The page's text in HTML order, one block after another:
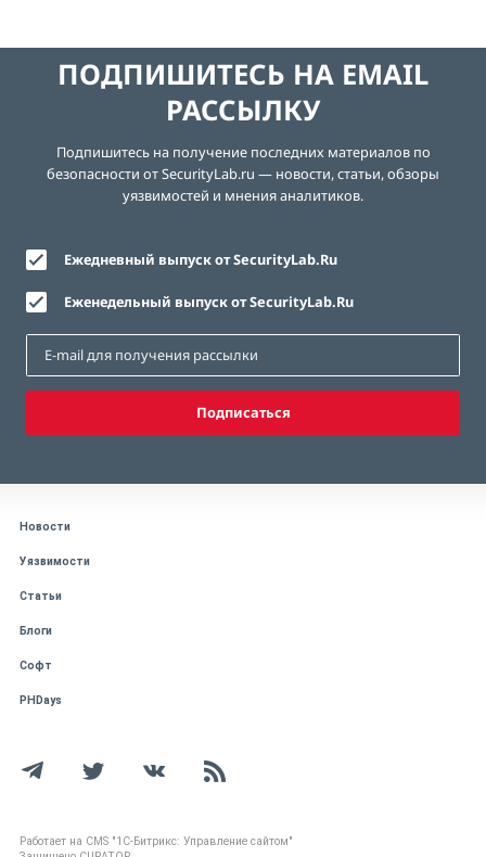
ПОДПИШИТЕСЬ НА EMAIL
РАССЫЛКУ
Подпишитесь на получение последних материалов по
безопасности от SecurityLab.ru — новости, статьи, обзоры
уязвимостей и мнения аналитиков.
Ежедневный выпуск от SecurityLab.Ru
Еженедельный выпуск от SecurityLab.Ru
Подписаться
Новости
Уязвимости
Статьи
Блоги
Софт
PHDays
Работает на CMS "1С-Битрикс: Управление сайтом"